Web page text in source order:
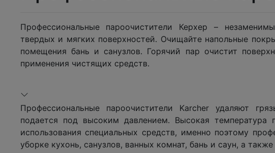
Профессиональные пароочистители Керхер –
твердых и мягких поверхностей. Очищайте напольные
помещения бань и санузлов. Горячий пар очистит
применения чистящих средств.
Профессиональные пароочистители Karcher удаляют
подается под высоким давлением. Высокая температура
использования специальных средств, именно поэтому
уборке кухонь, санузлов, ванных комнат, бань и саун, а